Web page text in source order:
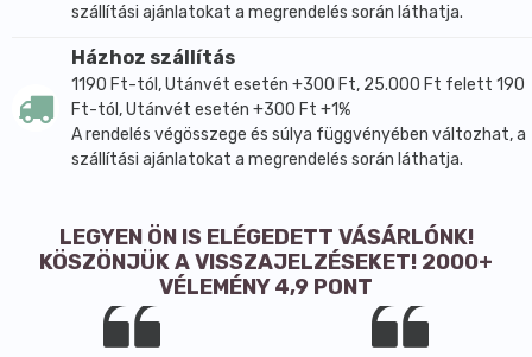
szállítási ajánlatokat a megrendelés során láthatja.
Házhoz szállítás
1190 Ft-tól, Utánvét esetén +300 Ft, 25.000 Ft felett 190
Ft-tól, Utánvét esetén +300 Ft +1%
A rendelés végösszege és súlya függvényében változhat, a
szállítási ajánlatokat a megrendelés során láthatja.
LEGYEN ÖN IS ELÉGEDETT VÁSÁRLÓNK!
KÖSZÖNJÜK A VISSZAJELZÉSEKET! 2000+
VÉLEMÉNY 4,9 PONT